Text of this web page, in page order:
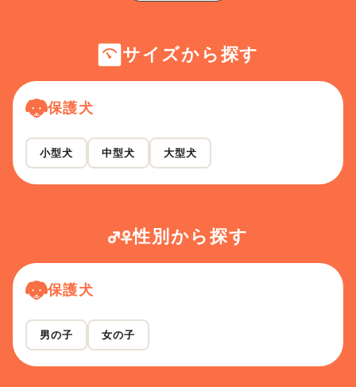
サイズから探す
保護犬
小型犬 中型犬 大型犬
性別から探す
保護犬
男の子 女の子